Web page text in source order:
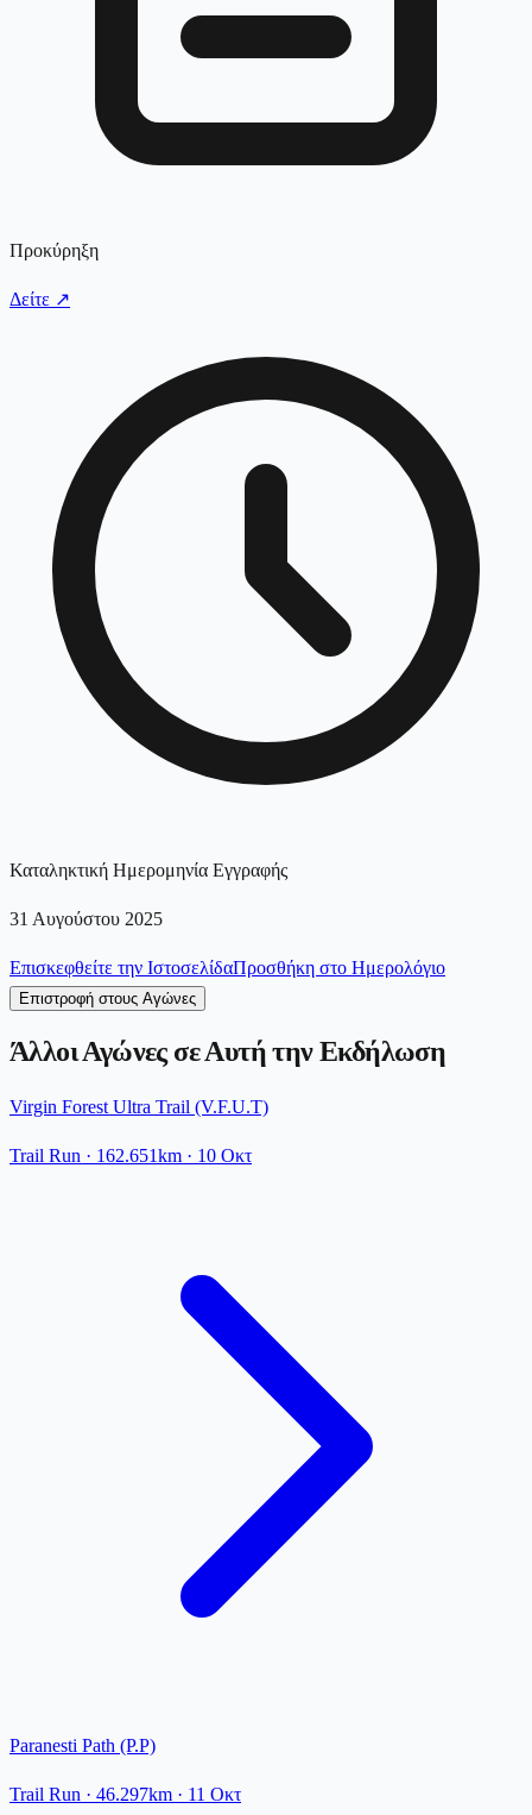
Προκύρηξη
Δείτε ↗
Καταληκτική Ημερομηνία Εγγραφής
31 Αυγούστου 2025
Επισκεφθείτε την ΙστοσελίδαΠροσθήκη στο Ημερολόγιο
Επιστροφή στους Αγώνες
Άλλοι Αγώνες σε Αυτή την Εκδήλωση
Virgin Forest Ultra Trail (V.F.U.T)
Trail Run · 162.651km · 10 Οκτ
Paranesti Path (P.P)
Trail Run · 46.297km · 11 Οκτ